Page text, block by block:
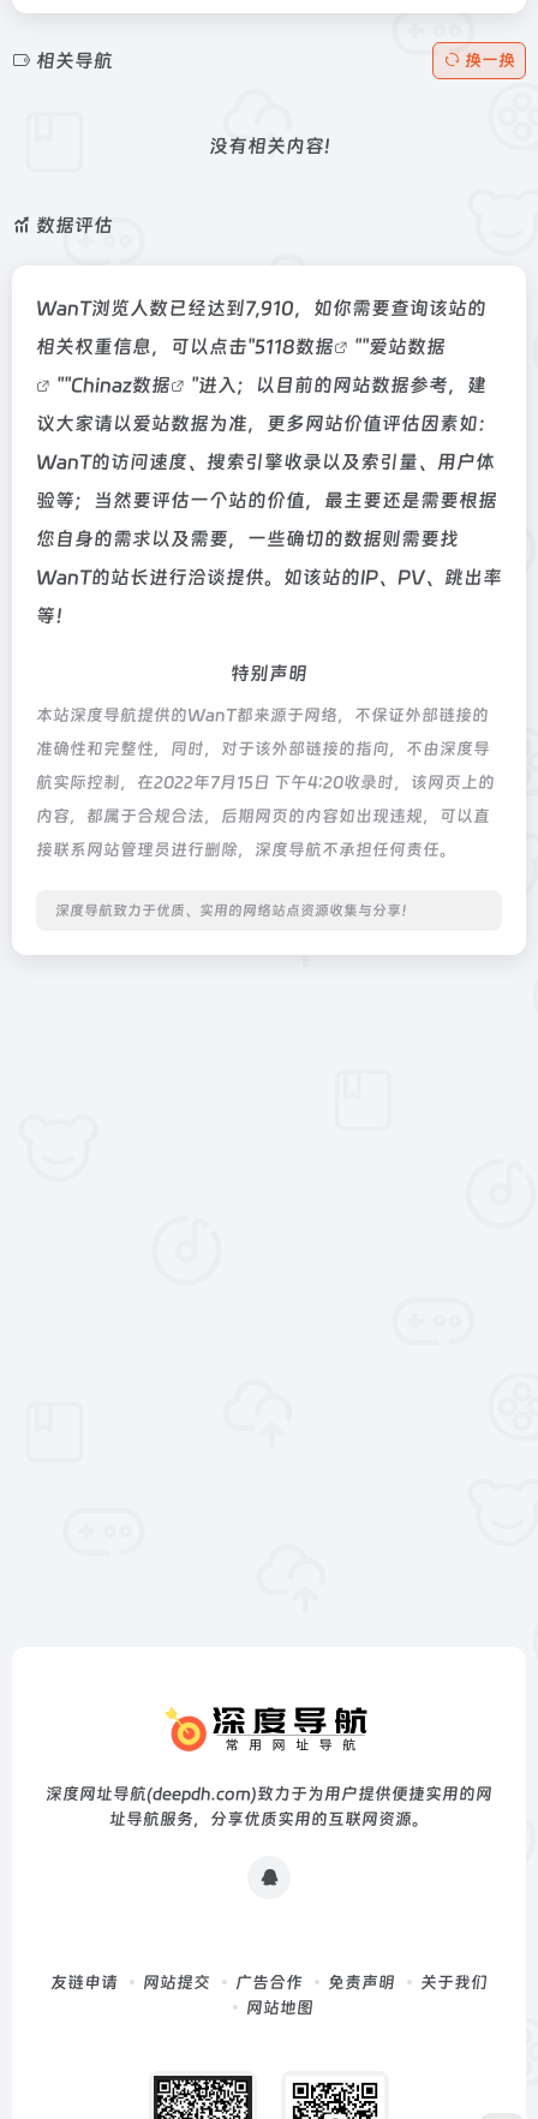
相关导航 换一换
没有相关内容!
数据评估
WanT浏览人数已经达到7,910，如你需要查询该站的
相关权重信息，可以点击"5118数据 ""爱站数据
""Chinaz数据
"进入；以目前的网站数据参考，建
议大家请以爱站数据为准，更多网站价值评估因素如：
WanT的访问速度、搜索引擎收录以及索引量、用户体
验等；当然要评估一个站的价值，最主要还是需要根据
您自身的需求以及需要，一些确切的数据则需要找
WanT的站长进行洽谈提供。如该站的IP、PV、跳出率
等！
特别声明
本站深度导航提供的WanT都来源于网络，不保证外部链接的
准确性和完整性，同时，对于该外部链接的指向，不由深度导
航实际控制，在2022年7月15日 下午4:20收录时，该网页上的
内容，都属于合规合法，后期网页的内容如出现违规，可以直
接联系网站管理员进行删除，深度导航不承担任何责任。
深度导航致力于优质、实用的网络站点资源收集与分享！
深度网址导航(deepdh.com)致力于为用户提供便捷实用的网
址导航服务，分享优质实用的互联网资源。
友链申请 网站提交 广告合作 免责声明
关于我们
网站地图